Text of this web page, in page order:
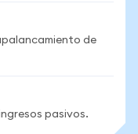
de
pasivos.